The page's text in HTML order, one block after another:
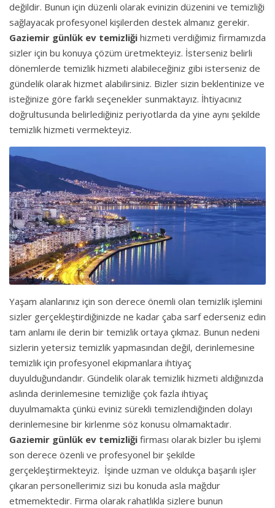
değildir. Bunun için düzenli olarak evinizin düzenini ve temizliği
sağlayacak profesyonel kişilerden destek almanız gerekir.
Gaziemir günlük ev temizliği hizmeti verdiğimiz firmamızda
sizler için bu konuya çözüm üretmekteyiz. İsterseniz belirli
dönemlerde temizlik hizmeti alabileceğiniz gibi isterseniz de
gündelik olarak hizmet alabilirsiniz. Bizler sizin beklentinize ve
isteğinize göre farklı seçenekler sunmaktayız. İhtiyacınız
doğrultusunda belirlediğiniz periyotlarda da yine aynı şekilde
temizlik hizmeti vermekteyiz.
Yaşam alanlarınız için son derece önemli olan temizlik işlemini
sizler gerçekleştirdiğinizde ne kadar çaba sarf ederseniz edin
tam anlamı ile derin bir temizlik ortaya çıkmaz. Bunun nedeni
sizlerin yetersiz temizlik yapmasından değil, derinlemesine
temizlik için profesyonel ekipmanlara ihtiyaç
duyulduğundandır. Gündelik olarak temizlik hizmeti aldığınızda
aslında derinlemesine temizliğe çok fazla ihtiyaç
duyulmamakta çünkü eviniz sürekli temizlendiğinden dolayı
derinlemesine bir kirlenme söz konusu olmamaktadır.
Gaziemir günlük ev temizliği firması olarak bizler bu işlemi
son derece özenli ve profesyonel bir şekilde
gerçekleştirmekteyiz. İşinde uzman ve oldukça başarılı işler
çıkaran personellerimiz sizi bu konuda asla mağdur
etmemektedir. Firma olarak rahatlıkla sizlere bunun